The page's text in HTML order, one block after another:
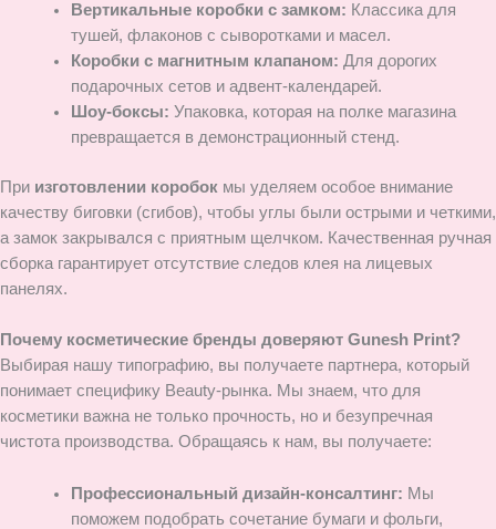
Вертикальные коробки с замком: Классика для
тушей, флаконов с сыворотками и масел.
Коробки с магнитным клапаном: Для дорогих
подарочных сетов и адвент-календарей.
Шоу-боксы: Упаковка, которая на полке магазина
превращается в демонстрационный стенд.
При изготовлении коробок мы уделяем особое внимание
качеству биговки (сгибов), чтобы углы были острыми и четкими,
а замок закрывался с приятным щелчком. Качественная ручная
сборка гарантирует отсутствие следов клея на лицевых
панелях.
Почему косметические бренды доверяют Gunesh Print?
Выбирая нашу типографию, вы получаете партнера, который
понимает специфику Beauty-рынка. Мы знаем, что для
косметики важна не только прочность, но и безупречная
чистота производства. Обращаясь к нам, вы получаете:
Профессиональный дизайн-консалтинг: Мы
поможем подобрать сочетание бумаги и фольги,